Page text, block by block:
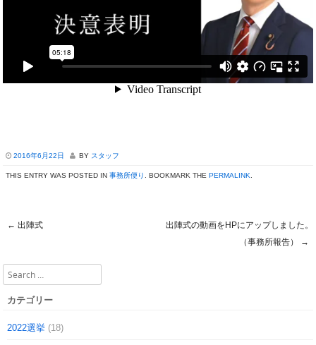
2016年6月22日 BY スタッフ
THIS ENTRY WAS POSTED IN 事務所便り . BOOKMARK THE PERMALINK
← 出陣式
出陣式の動画をHPにアップしました。
（事務所報告）
→
Search
カテゴリー
2022選挙 (18)